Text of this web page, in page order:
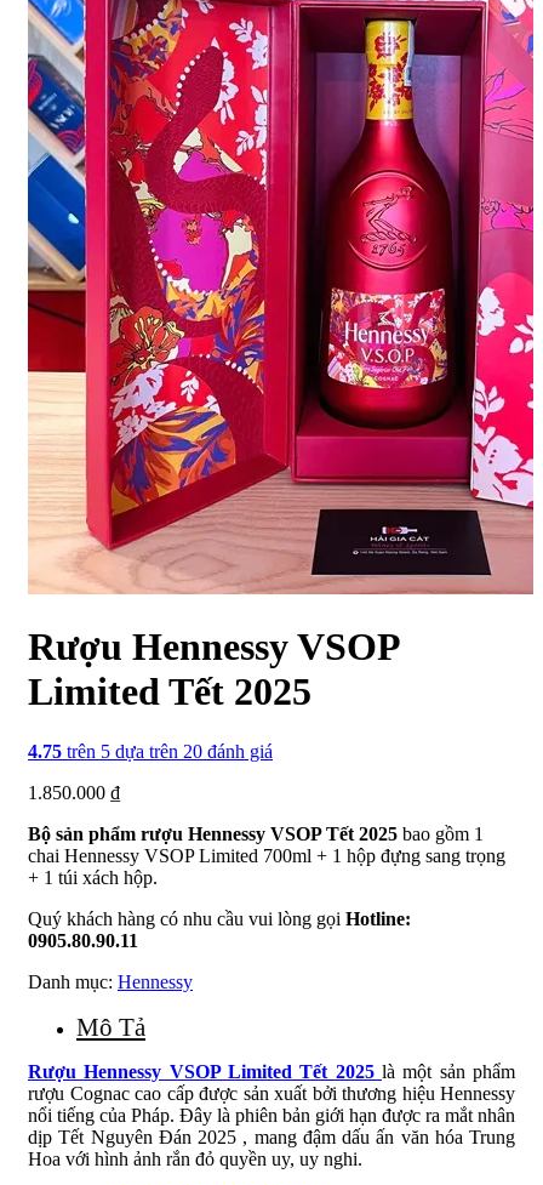
Rượu Hennessy VSOP
Limited Tết 2025
4.75 trên 5 dựa trên 20 đánh giá
1.850.000 ₫
Bộ sản phẩm rượu Hennessy VSOP Tết 2025 bao gồm 1
chai Hennessy VSOP Limited 700ml + 1 hộp đựng sang trọng
+ 1 túi xách hộp.
Quý khách hàng có nhu cầu vui lòng gọi Hotline:
0905.80.90.11
Danh mục: Hennessy
Mô Tả
Rượu Hennessy VSOP Limited Tết 2025 là một sản phẩm
rượu Cognac cao cấp được sản xuất bởi thương hiệu Hennessy
nổi tiếng của Pháp. Đây là phiên bản giới hạn được ra mắt nhân
dịp Tết Nguyên Đán 2025 , mang đậm dấu ấn văn hóa Trung
Hoa với hình ảnh rắn đỏ quyền uy, uy nghi.